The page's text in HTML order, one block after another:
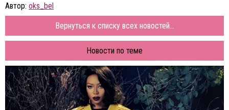
Автор: oks_bel
Вернуться к списку всех новостей...
Новости по теме